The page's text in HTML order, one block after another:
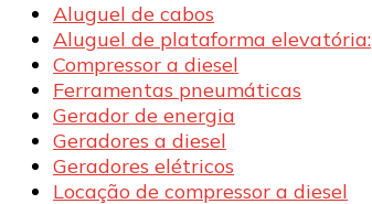
Aluguel de cabos
Aluguel de plataforma elevatória:
Compressor a diesel
Ferramentas pneumáticas
Gerador de energia
Geradores a diesel
Geradores elétricos
Locação de compressor a diesel